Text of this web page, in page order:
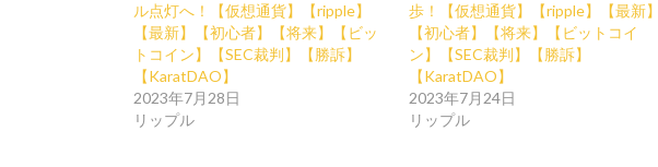
ル点灯へ！【仮想通貨】【ripple】
【最新】【初心者】【将来】【ビッ
トコイン】【SEC裁判】【勝訴】
【KaratDAO】
2023年7月28日
リップル
歩！【仮想通貨】【ripple】【最新】
【初心者】【将来】【ビットコイ
ン】【SEC裁判】【勝訴】
【KaratDAO】
2023年7月24日
リップル